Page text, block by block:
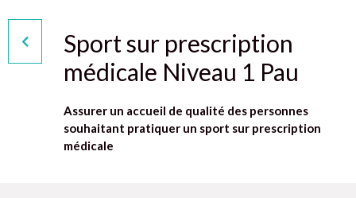
Sport sur prescription
médicale Niveau 1 Pau
Assurer un accueil de qualité des personnes
souhaitant pratiquer un sport sur prescription
médicale